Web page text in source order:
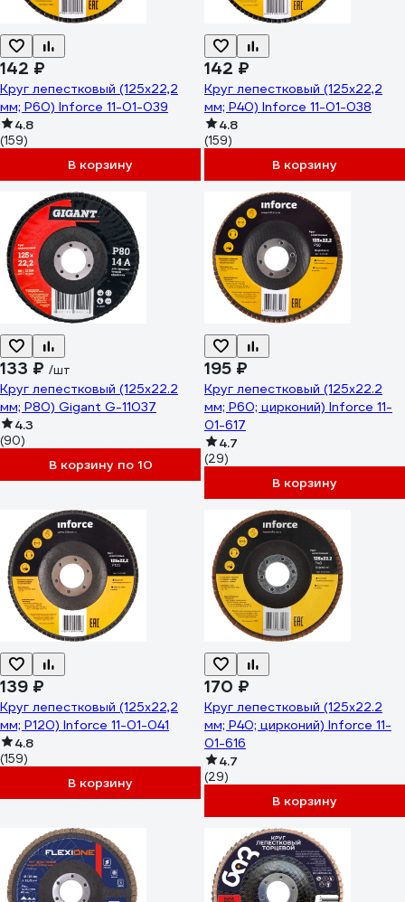
142 ₽
Круг лепестковый (125х22,2
мм; P60) Inforce 11-01-039
4.8
(159)
В корзину
142 ₽
Круг лепестковый (125х22,2
мм; P40) Inforce 11-01-038
4.8
(159)
В корзину
133 ₽ /шт
Круг лепестковый (125x22.2
мм; P80) Gigant G-11037
4.3
(90)
В корзину по 10
195 ₽
Круг лепестковый (125x22.2
мм; P60; цирконий) Inforce 11-
01-617
4.7
(29)
В корзину
139 ₽
Круг лепестковый (125х22,2
мм; P120) Inforce 11-01-041
4.8
(159)
В корзину
170 ₽
Круг лепестковый (125x22.2
мм; P40; цирконий) Inforce 11-
01-616
4.7
(29)
В корзину